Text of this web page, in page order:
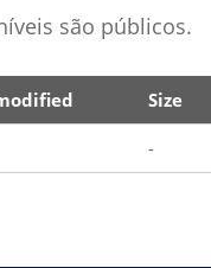
são públicos.
Size
-